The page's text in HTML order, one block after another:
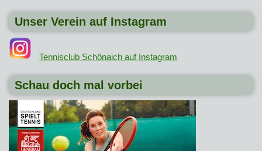
Unser Verein auf Instagram
Tennisclub Schönaich auf Instagram
Schau doch mal vorbei